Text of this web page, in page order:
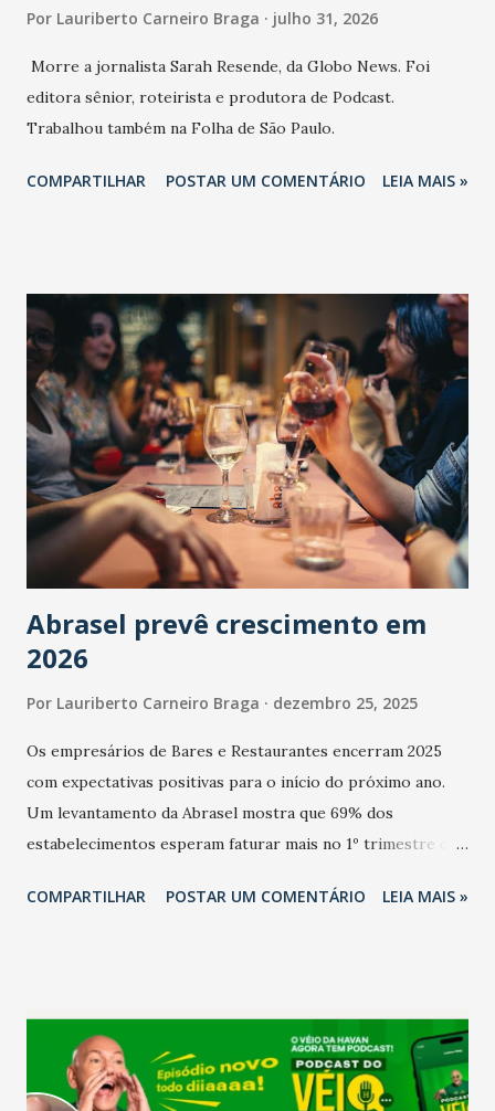
Por Lauriberto Carneiro Braga julho 31, 2026
Morre a jornalista Sarah Resende, da Globo News. Foi
editora sênior, roteirista e produtora de Podcast.
Trabalhou também na Folha de São Paulo.
COMPARTILHAR POSTAR UM COMENTÁRIO LEIA MAIS »
Abrasel prevê crescimento em
2026
Por Lauriberto Carneiro Braga dezembro 25, 2025
Os empresários de Bares e Restaurantes encerram 2025
com expectativas positivas para o início do próximo ano.
Um levantamento da Abrasel mostra que 69% dos
estabelecimentos esperam faturar mais no 1º trimestre de
relação ao último trimestre deste ano, 56% também
confraternizações de fim de ano e pelo pagamento do 13º
Salário para um número maior de trabalhadores, já que o
país tem a menor taxa de desemprego dos anos recentes.
COMPARTILHAR POSTAR UM COMENTÁRIO LEIA MAIS »